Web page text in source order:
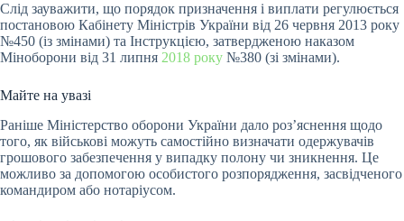
Слід зауважити, що порядок призначення і виплати регулюється
постановою Кабінету Міністрів України від 26 червня 2013 року
№450 (із змінами) та Інструкцією, затвердженою наказом
Міноборони від 31 липня 2018 року №380 (зі змінами).
Майте на увазі
Раніше Міністерство оборони України дало роз’яснення щодо
того, як військові можуть самостійно визначати одержувачів
грошового забезпечення у випадку полону чи зникнення. Це
можливо за допомогою особистого розпорядження, засвідченого
командиром або нотаріусом.